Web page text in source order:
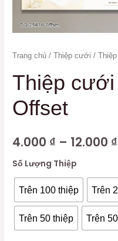
Trang chủ /Thiệp cưới /
Thiệp
Offset
4.000 ₫ – 12.000 ₫
Số Lượng Thiệp
Trên 100 thiệp Trên
Trên 50 thiệp Trên